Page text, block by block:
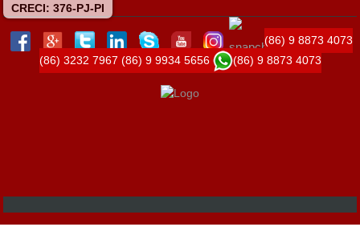
CRECI: 376-PJ-PI
(86) 9 8873 4073
(86) 3232 7967 (86) 9 9934 5656 (86) 9 8873 4073